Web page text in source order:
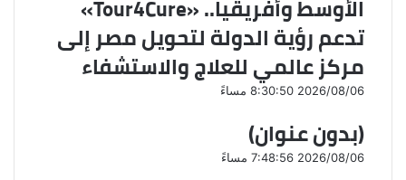
د
الأوسط وأفريقيا.. «Tour4Cure»
تدعم رؤية الدولة لتحويل مصر إلى
مركز عالمي للعلاج والاستشفاء
2026/08/06 8:30:50 مساءً
(بدون عنوان)
2026/08/06 7:48:56 مساءً